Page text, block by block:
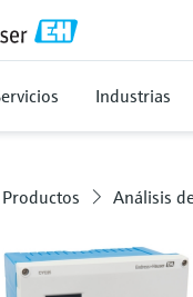
Industrias
Productos Análisis